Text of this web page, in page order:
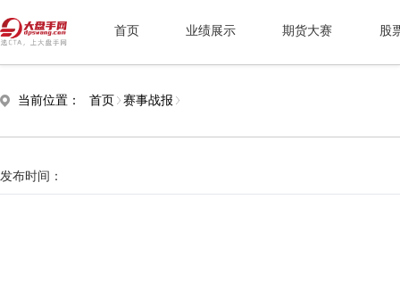
首页 业绩展示 期货大赛 股
当前位置： 首页 赛事战报
发布时间：